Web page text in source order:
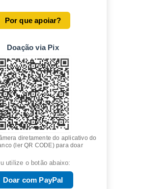
Por que apoiar?
Doação via Pix
diretamente do aplicativo do
(ler QR CODE) para doar
utilize o botão abaixo:
Doar com PayPal